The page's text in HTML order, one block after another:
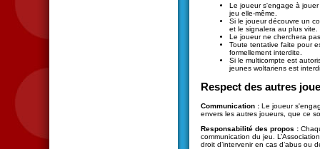
Le joueur s'engage à
jeu elle-même.
Si le joueur découvre un
et le signalera au plus vite.
Le joueur ne cherchera
Toute tentative faite pour
formellement interdite.
Si le multicompte est
jeunes woltariens est
Respect des autres
Communication :Le joueur
envers les autres joueurs, que ce
Responsabilité des propos :
communication du jeu.
droit d’intervenir en cas d’abus ou